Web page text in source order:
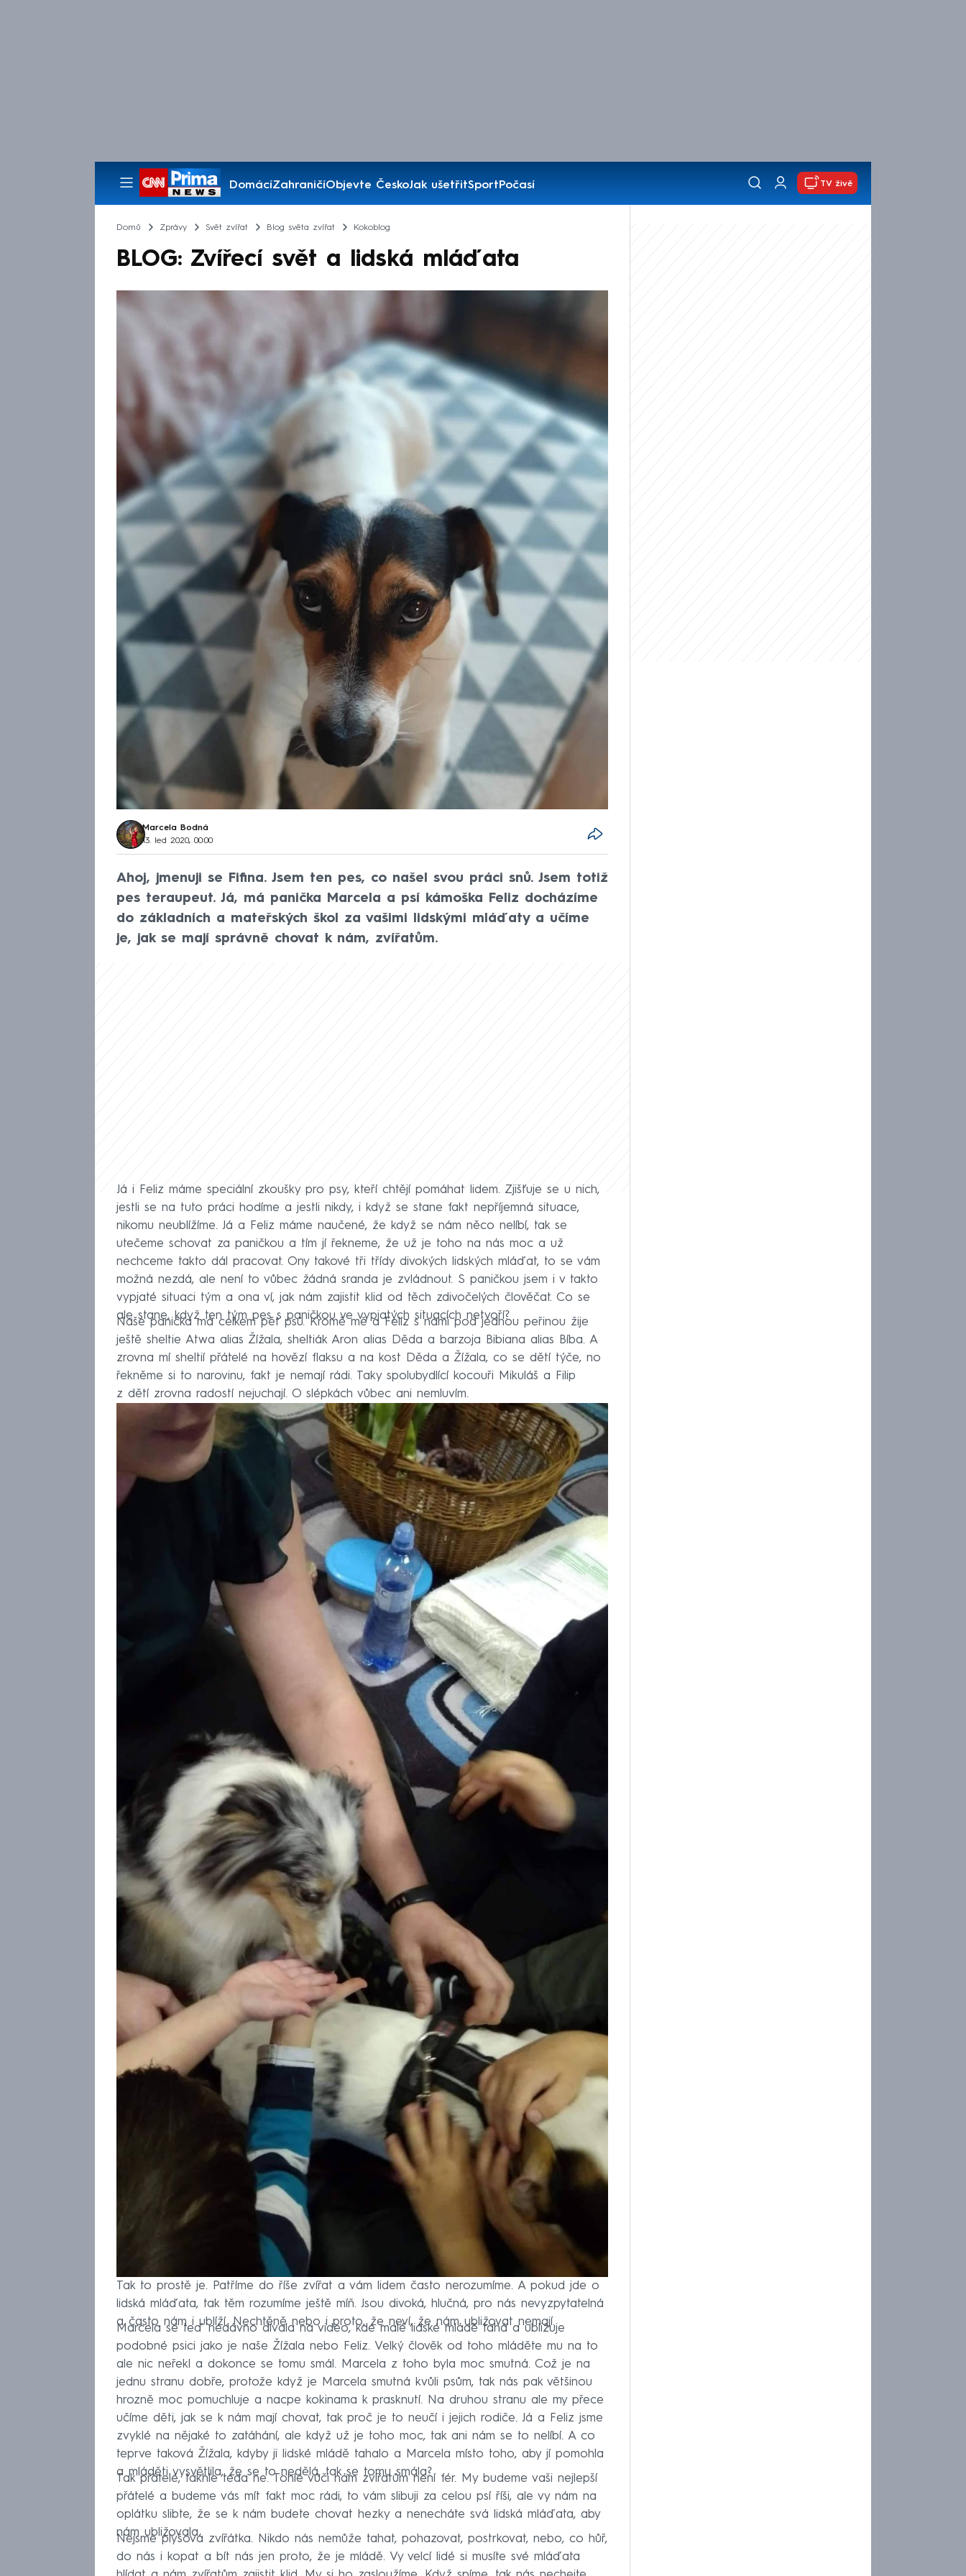
DomácíZahraničíObjevte ČeskoJak ušetřitSportPočasí
Pořady
TV živě
Domů Zprávy Svět zvířat Blog světa zvířat Kokoblog
BLOG: Zvířecí svět a lidská mláďata
Marcela Bodná
13. led 2020, 00:00
Ahoj, jmenuji se Fifina. Jsem ten pes, co našel svou práci snů. Jsem totiž
pes teraupeut. Já, má panička Marcela a psí kámoška Feliz docházíme
do základních a mateřských škol za vašimi lidskými mláďaty a učíme
je, jak se mají správně chovat k nám, zvířatům.
Já i Feliz máme speciální zkoušky pro psy, kteří chtějí pomáhat lidem. Zjišťuje se u nich,
jestli se na tuto práci hodíme a jestli nikdy, i když se stane fakt nepříjemná situace,
nikomu neublížíme. Já a Feliz máme naučené, že když se nám něco nelíbí, tak se
utečeme schovat za paničkou a tím jí řekneme, že už je toho na nás moc a už
nechceme takto dál pracovat. Ony takové tři třídy divokých lidských mláďat, to se vám
možná nezdá, ale není to vůbec žádná sranda je zvládnout. S paničkou jsem i v takto
vypjaté situaci tým a ona ví, jak nám zajistit klid od těch zdivočelých člověčat. Co se
ale stane, když ten tým pes s paničkou ve vypjatých situacích netvoří?
Naše panička má celkem pět psů. Kromě mě a Feliz s námi pod jednou peřinou žije
ještě sheltie Atwa alias Žížala, sheltiák Aron alias Děda a barzoja Bibiana alias Bíba. A
zrovna mí sheltií přátelé na hovězí flaksu a na kost Děda a Žížala, co se dětí týče, no
řekněme si to narovinu, fakt je nemají rádi. Taky spolubydlící kocouři Mikuláš a Filip
z dětí zrovna radostí nejuchají. O slépkách vůbec ani nemluvím.
Tak to prostě je. Patříme do říše zvířat a vám lidem často nerozumíme. A pokud jde o
lidská mláďata, tak těm rozumíme ještě míň. Jsou divoká, hlučná, pro nás nevyzpytatelná
a často nám i ublíží. Nechtěně nebo i proto, že neví, že nám ubližovat nemají.
Marcela se teď nedávno dívala na video, kde malé lidské mládě tahá a ubližuje
podobné psici jako je naše Žížala nebo Feliz. Velký člověk od toho mláděte mu na to
ale nic neřekl a dokonce se tomu smál. Marcela z toho byla moc smutná. Což je na
jednu stranu dobře, protože když je Marcela smutná kvůli psům, tak nás pak většinou
hrozně moc pomuchluje a nacpe kokinama k prasknutí. Na druhou stranu ale my přece
učíme děti, jak se k nám mají chovat, tak proč je to neučí i jejich rodiče. Já a Feliz jsme
zvyklé na nějaké to zatáhání, ale když už je toho moc, tak ani nám se to nelíbí. A co
teprve taková Žížala, kdyby ji lidské mládě tahalo a Marcela místo toho, aby jí pomohla
a mláděti vysvětlila, že se to nedělá, tak se tomu smála?
Tak přátelé, takhle teda ne. Tohle vůči nám zvířatům není fér. My budeme vaši nejlepší
přátelé a budeme vás mít fakt moc rádi, to vám slibuji za celou psí říši, ale vy nám na
oplátku slibte, že se k nám budete chovat hezky a nenecháte svá lidská mláďata, aby
nám ubližovala.
Nejsme plyšová zvířátka. Nikdo nás nemůže tahat, pohazovat, postrkovat, nebo, co hůř,
do nás i kopat a bít nás jen proto, že je mládě. Vy velcí lidé si musíte své mláďata